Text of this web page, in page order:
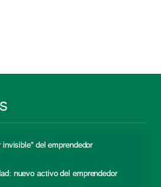
del emprendedor
nuevo activo del emprendedor